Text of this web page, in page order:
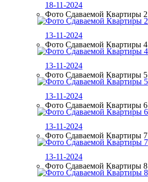
18-11-2024
Фото Сдаваемой Квартиры 2
13-11-2024
Фото Сдаваемой Квартиры 4
13-11-2024
Фото Сдаваемой Квартиры 5
13-11-2024
Фото Сдаваемой Квартиры 6
13-11-2024
Фото Сдаваемой Квартиры 7
13-11-2024
Фото Сдаваемой Квартиры 8